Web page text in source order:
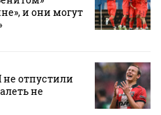
и они могут
не отпустили
не